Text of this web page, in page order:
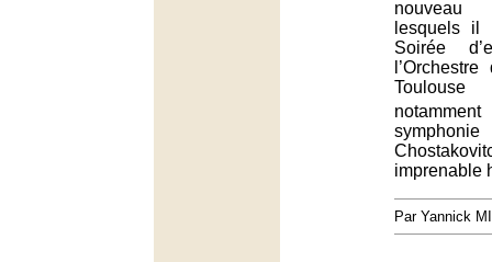
lesquels il
Soirée
imprenable
Par Yannick